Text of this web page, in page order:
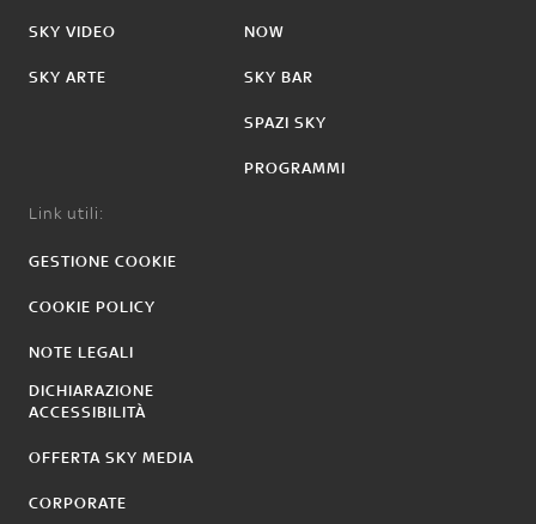
SKY VIDEO
SKY ARTE
NOW
SKY BAR
SPAZI SKY
PROGRAMMI
Link utili:
GESTIONE COOKIE
COOKIE POLICY
NOTE LEGALI
DICHIARAZIONE
ACCESSIBILITÀ
OFFERTA SKY MEDIA
CORPORATE